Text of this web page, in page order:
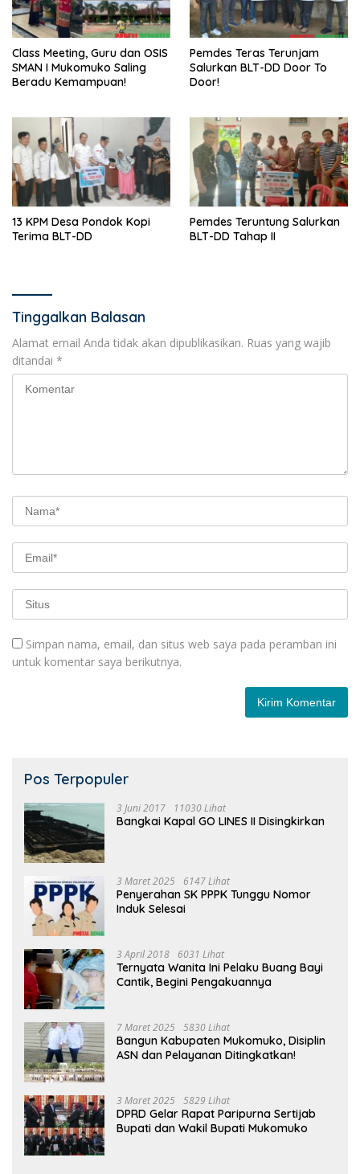
Class Meeting, Guru dan OSIS
SMAN I Mukomuko Saling
Beradu Kemampuan!
Pemdes Teras Terunjam
Salurkan BLT-DD Door To
Door!
13 KPM Desa Pondok Kopi
Terima BLT-DD
Pemdes Teruntung Salurkan
BLT-DD Tahap II
Tinggalkan Balasan
Alamat email Anda tidak akan dipublikasikan. Ruas yang wajib
ditandai *
Simpan nama, email, dan situs web saya pada peramban ini
untuk komentar saya berikutnya.
Pos Terpopuler
3 Juni 2017 11030 Lihat
Bangkai Kapal GO LINES II Disingkirkan
3 Maret 2025 6147 Lihat
Penyerahan SK PPPK Tunggu Nomor
Induk Selesai
3 April 2018 6031 Lihat
Ternyata Wanita Ini Pelaku Buang Bayi
Cantik, Begini Pengakuannya
7 Maret 2025 5830 Lihat
Bangun Kabupaten Mukomuko, Disiplin
ASN dan Pelayanan Ditingkatkan!
3 Maret 2025 5829 Lihat
DPRD Gelar Rapat Paripurna Sertijab
Bupati dan Wakil Bupati Mukomuko